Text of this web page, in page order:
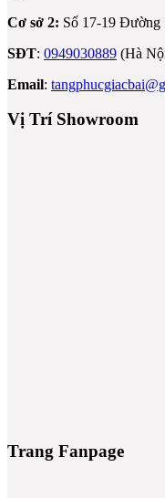
Cơ sở 2: Số 17-19 Đường
SĐT: 0949030889 (Hà
Email:
Vị Trí Showroom
Trang Fanpage